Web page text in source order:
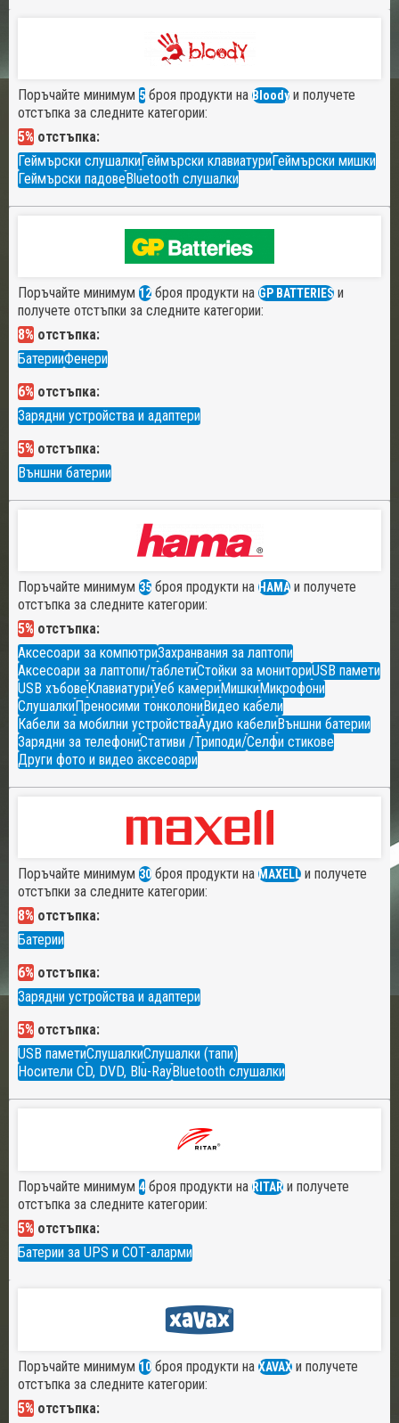
Поръчайте минимум 5 броя продукти на Bloody и получете
отстъпка за следните категории:
5% отстъпка:
Геймърски слушалкиГеймърски клавиатуриГеймърски мишки
Геймърски падовеBluetooth слушалки
Поръчайте минимум 12 броя продукти на GP BATTERIES и
получете отстъпки за следните категории:
8% отстъпка:
БатерииФенери
6% отстъпка:
Зарядни устройства и адаптери
5% отстъпка:
Външни батерии
Поръчайте минимум 35 броя продукти на HAMA и получете
отстъпка за следните категории:
5% отстъпка:
Аксесоари за компютриЗахранвания за лаптопи
Аксесоари за лаптопи/таблетиСтойки за мониториUSB памети
USB хъбовеКлавиатуриУеб камериМишкиМикрофони
СлушалкиПреносими тонколониВидео кабели
Кабели за мобилни устройстваАудио кабелиВъншни батерии
Зарядни за телефониСтативи /Триподи/Селфи стикове
Други фото и видео аксесоари
Поръчайте минимум 30 броя продукти на MAXELL и получете
отстъпки за следните категории:
8% отстъпка:
Батерии
6% отстъпка:
Зарядни устройства и адаптери
5% отстъпка:
USB паметиСлушалкиСлушалки (тапи)
Носители CD, DVD, Blu-RayBluetooth слушалки
Поръчайте минимум 4 броя продукти на RITAR и получете
отстъпка за следните категории:
5% отстъпка:
Батерии за UPS и СОТ-аларми
Поръчайте минимум 10 броя продукти на XAVAX и получете
отстъпка за следните категории:
5% отстъпка: